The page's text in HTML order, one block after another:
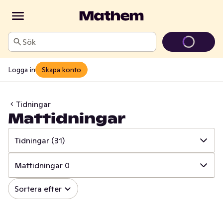
Sök
Logga in Skapa konto
Tidningar
Mattidningar
Tidningar (31)
✓ Alla (86)
✓ Tobak (46)
Mattidningar 0
✓ Alla (31)
Sortera efter